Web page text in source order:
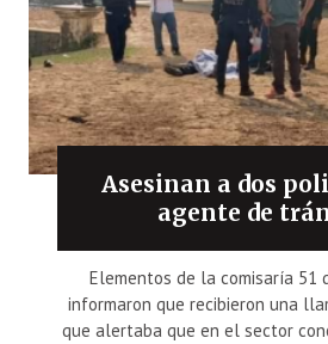
Asesinan a dos
agente de
Elementos de la comisaría 51
informaron que recibieron una
que alertaba que en el sector